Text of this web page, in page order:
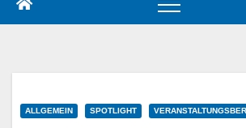
ALLGEMEIN SPOTLIGHT